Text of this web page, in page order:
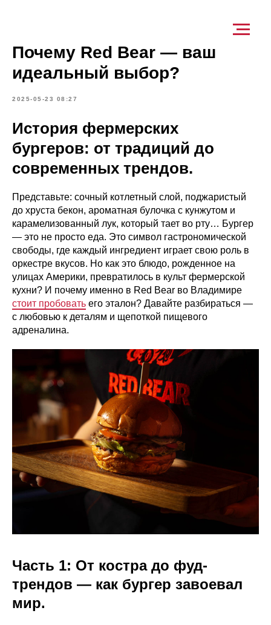
Почему Red Bear — ваш
идеальный выбор?
2025-05-23 08:27
История фермерских
бургеров: от традиций до
современных трендов.
Представьте: сочный котлетный слой, поджаристый
до хруста бекон, ароматная булочка с кунжутом и
карамелизованный лук, который тает во рту… Бургер
— это не просто еда. Это символ гастрономической
свободы, где каждый ингредиент играет свою роль в
оркестре вкусов. Но как это блюдо, рожденное на
улицах Америки, превратилось в культ фермерской
кухни? И почему именно в Red Bear во Владимире
стоит пробовать его эталон? Давайте разбираться —
с любовью к деталям и щепоткой пищевого
адреналина.
Часть 1: От костра до фуд-
трендов — как бургер завоевал
мир.